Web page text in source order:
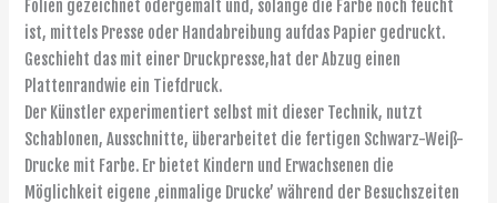
Folien gezeichnet odergemalt und, solange die Farbe noch feucht
ist, mittels Presse oder Handabreibung aufdas Papier gedruckt.
Geschieht das mit einer Druckpresse,hat der Abzug einen
Plattenrandwie ein Tiefdruck.
Der Künstler experimentiert selbst mit dieser Technik, nutzt
Schablonen, Ausschnitte, überarbeitet die fertigen Schwarz-Weiß-
Drucke mit Farbe. Er bietet Kindern und Erwachsenen die
Möglichkeit eigene ‚einmalige Drucke’ während der Besuchszeiten